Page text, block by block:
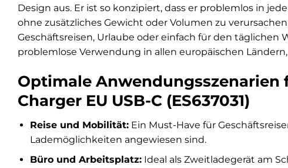
Design aus. Er ist so konzipiert, dass er problemlos in
ohne zusätzliches Gewicht oder Volumen zu
Geschäftsreisen, Urlaube oder einfach für den täglichen
problemlose Verwendung in allen europäischen
Optimale Anwendungsszenarien
Charger EU USB-C (ES637031)
Reise und Mobilität:Ein Must-Have für
Lademöglichkeiten angewiesen sind.
Büro und Arbeitsplatz:Ideal als Zweitladegerät am